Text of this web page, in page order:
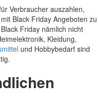
Verbraucher auszahlen,
Black Friday Angeboten zu
Friday nämlich nicht
Kleidung,
und Hobbybedarf sind